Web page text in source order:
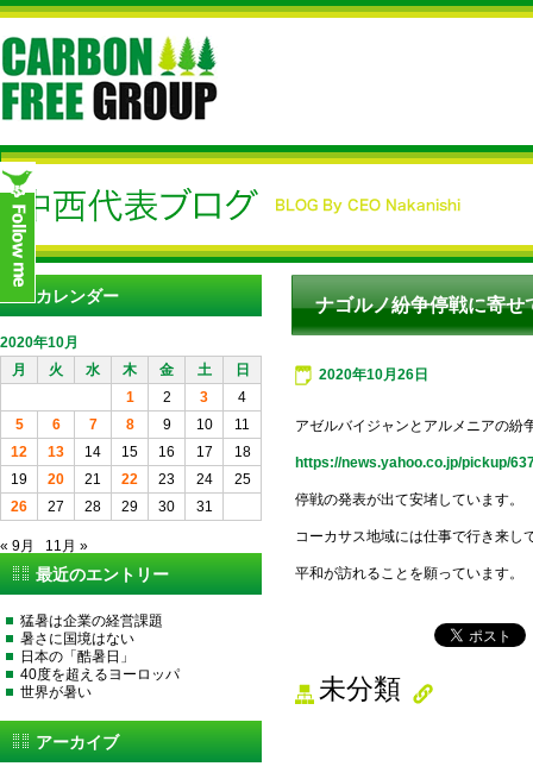
ナゴルノ紛争停戦に寄せ
2020年10月26日
アゼルバイジャンとアルメニアの紛
https://news.yahoo.co.jp/pickup/
停戦の発表が出て安堵しています。
コーカサス地域には仕事で行き来し
平和が訪れることを願っています。
未分類
カレンダー
2020年10月
月
火 水 木 金 土
日
1
2 3
4
5
6 7 8 9 10
11
12
13 14 15 16 17
18
19
20 21 22 23 24
25
26
27 28 29 30 31
« 9月 11月 »
最近のエントリー
猛暑は企業の経営課題
暑さに国境はない
日本の「酷暑日」
40度を超えるヨーロッパ
世界が暑い
アーカイブ